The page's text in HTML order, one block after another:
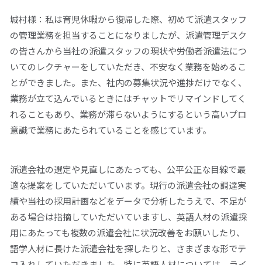
城村様：私は育児休暇から復帰した際、初めて派遣スタッフ
の管理業務を担当することになりましたが、派遣管理デスク
の皆さんから当社の派遣スタッフの現状や労働者派遣法につ
いてのレクチャーをしていただき、不安なく業務を始めるこ
とができました。また、社内の募集状況や進捗だけでなく、
業務が立て込んでいるときにはチャットでリマインドしてく
れることもあり、業務が滞らないようにするという高いプロ
意識で業務にあたられていることを感じています。
派遣会社の選定や見直しにあたっても、公平公正な目線で最
適な提案をしていただいています。現行の派遣会社の調達実
績や当社の採用計画などをデータで分析したうえで、不足が
ある場合は指摘していただいていますし、英語人材の派遣採
用にあたっても複数の派遣会社に状況改善をお願いしたり、
語学人材に長けた派遣会社を探したりと、さまざまな形でテ